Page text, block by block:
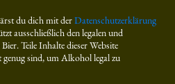
du dich mit derDatenschutzerklärung
ausschließlich den legalen und
Teile Inhalte dieser Website
sind, um Alkohol legal zu